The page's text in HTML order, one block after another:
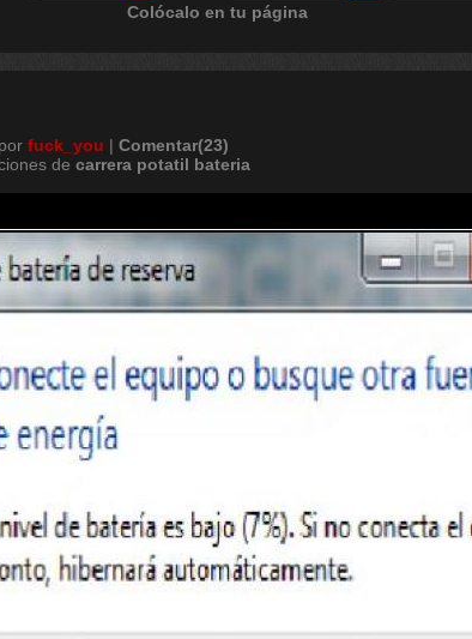
Colócalo en tu página
por fuck_you | Comentar(23)
de carrera potatil bateria